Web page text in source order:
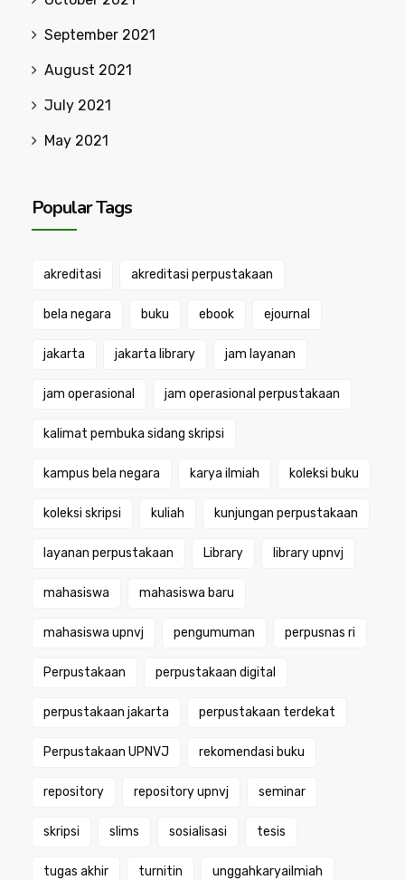
September 2021
August 2021
July 2021
May 2021
Popular Tags
akreditasi akreditasi perpustakaan
bela negara buku ebook ejournal
jakarta jakarta library jam layanan
jam operasional jam operasional perpustakaan
kalimat pembuka sidang skripsi
kampus bela negara karya ilmiah koleksi buku
koleksi skripsi kuliah kunjungan perpustakaan
layanan perpustakaan Library library upnvj
mahasiswa mahasiswa baru
mahasiswa upnvj pengumuman perpusnas ri
Perpustakaan perpustakaan digital
perpustakaan jakarta perpustakaan terdekat
Perpustakaan UPNVJ rekomendasi buku
repository repository upnvj seminar
skripsi slims sosialisasi tesis
tugas akhir turnitin unggahkaryailmiah